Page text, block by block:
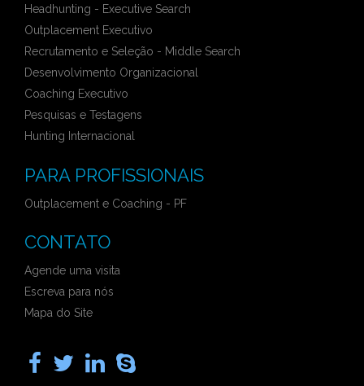
Headhunting - Executive Search
Outplacement Executivo
Recrutamento e Seleção - Middle Search
Desenvolvimento Organizacional
Coaching Executivo
Pesquisas e Testagens
Hunting Internacional
PARA PROFISSIONAIS
Outplacement e Coaching - PF
CONTATO
Agende uma visita
Escreva para nós
Mapa do Site